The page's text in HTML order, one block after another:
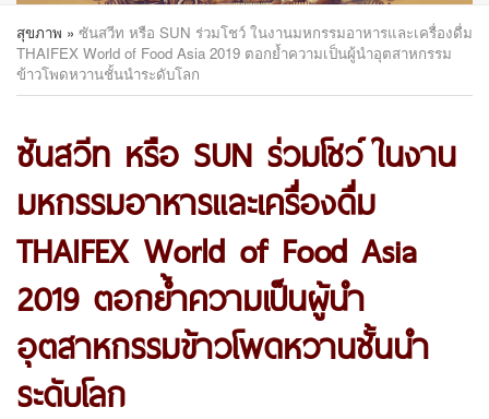
สุขภาพ » ซันสวีท หรือ SUN ร่วมโชว์ ในงานมหกรรมอาหารและเครื่องดื่ม
THAIFEX World of Food Asia 2019 ตอกย้ำความเป็นผู้นำอุตสาหกรรม
ข้าวโพดหวานชั้นนำระดับโลก
ซันสวีท หรือ SUN ร่วมโชว์ ในงาน
มหกรรมอาหารและเครื่องดื่ม
THAIFEX World of Food Asia
2019 ตอกย้ำความเป็นผู้นำ
อุตสาหกรรมข้าวโพดหวานชั้นนำ
ระดับโลก